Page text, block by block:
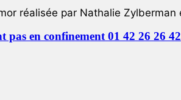
réalisée par Nathalie
pas en confinement 01 42 26 26 42